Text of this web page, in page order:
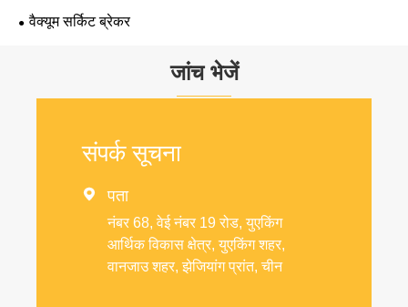
वैक्यूम सर्किट ब्रेकर
जांच भेजें
संपर्क सूचना
 पता
नंबर 68, वेई नंबर 19 रोड, युएकिंग
आर्थिक विकास क्षेत्र, युएकिंग शहर,
वानजाउ शहर, झेजियांग प्रांत, चीन